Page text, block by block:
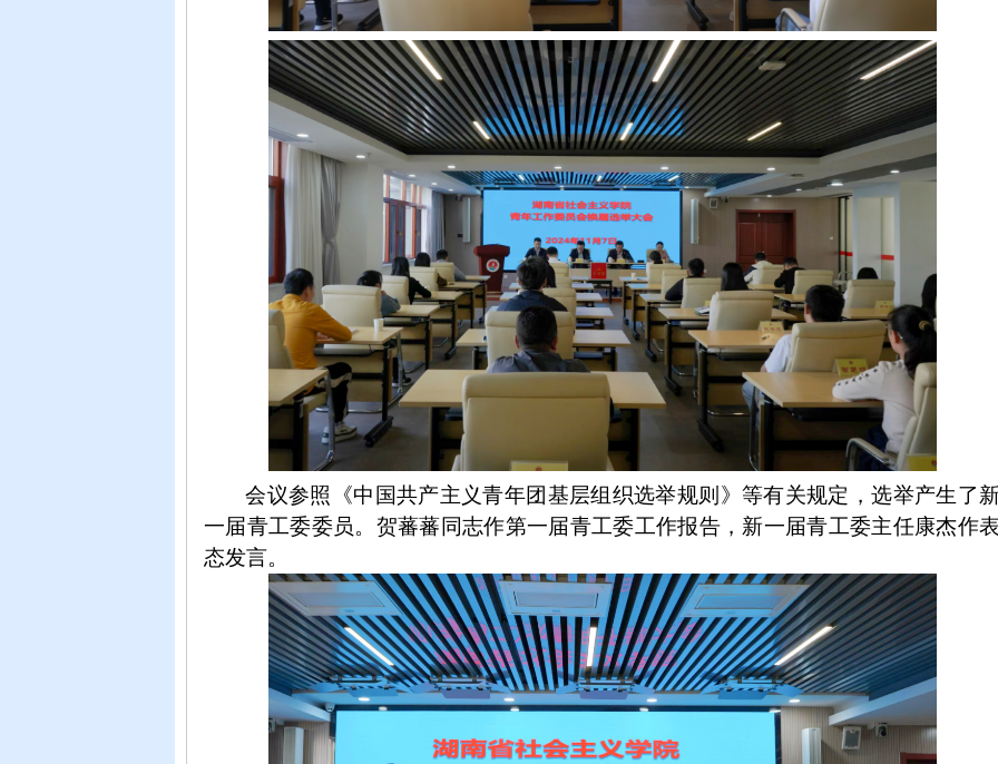
会议参照《中国共产主义青年团基层组织选举规则》等有关规定，选举产生了
一届青工委委员。 贺蕃蕃同志作第一届青工委工作报告，新一届青工委主任康杰作
态发言。